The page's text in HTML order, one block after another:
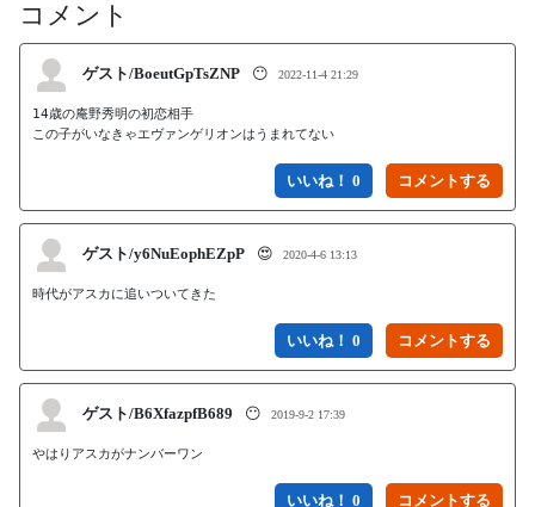
コメント
ゲスト/BoeutGpTsZNP 😶 2022-11-4 21:29
14歳の庵野秀明の初恋相手
この子がいなきゃエヴァンゲリオンはうまれてない
いいね！ 0
ゲスト/y6NuEophEZpP 😍 2020-4-6 13:13
時代がアスカに追いついてきた
いいね！ 0
ゲスト/B6XfazpfB689 😶 2019-9-2 17:39
やはりアスカがナンバーワン
いいね！ 0